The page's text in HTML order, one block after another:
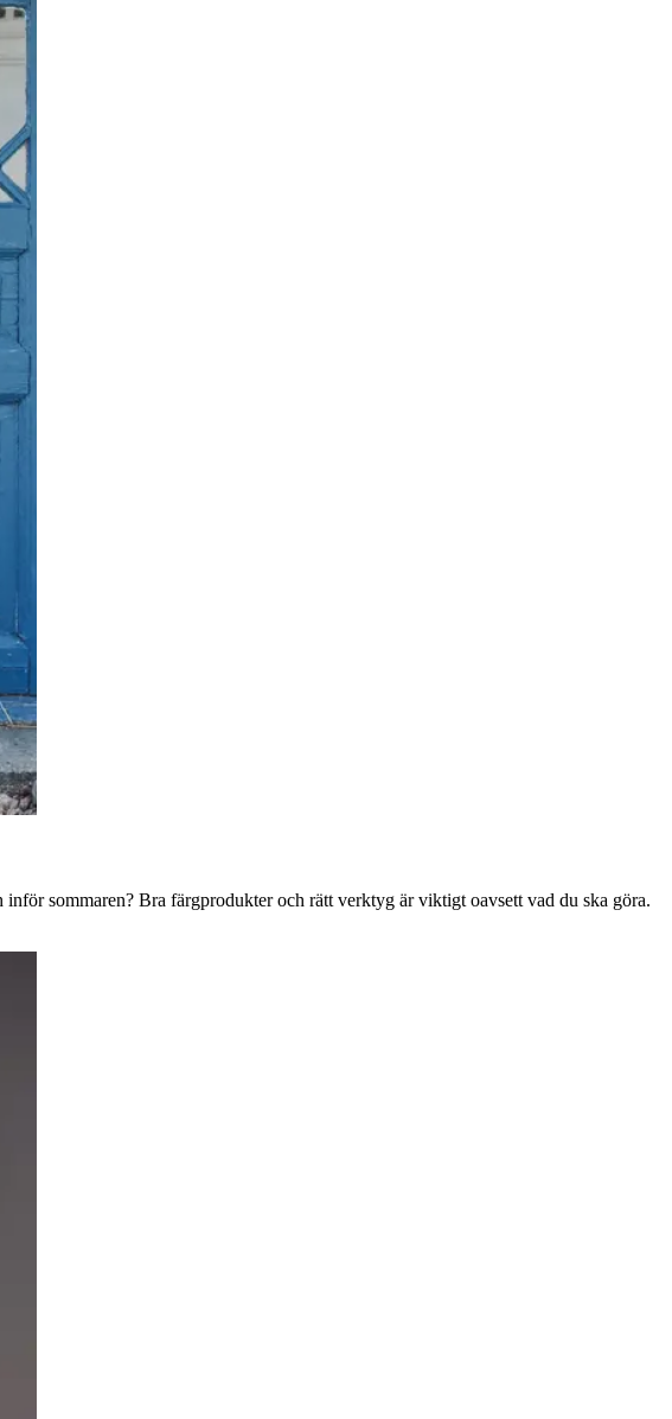
sommaren? Bra färgprodukter och rätt verktyg är viktigt oavsett vad du ska göra.